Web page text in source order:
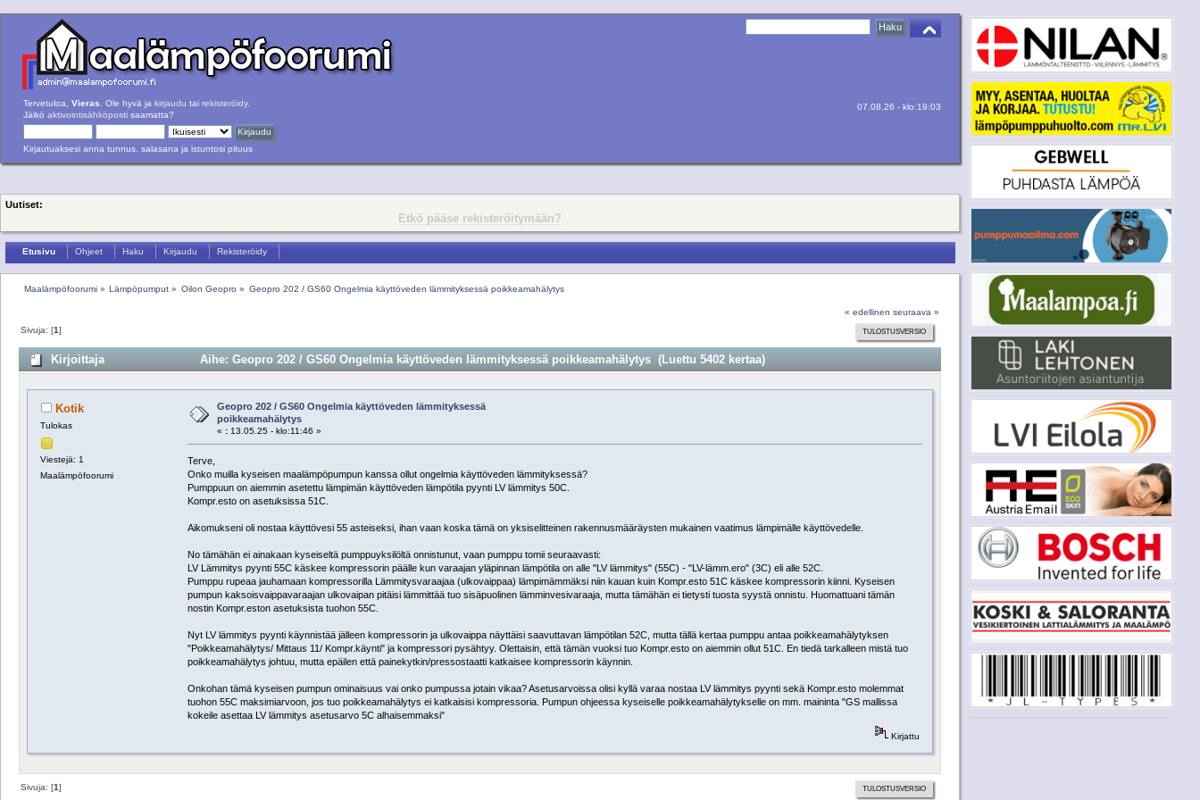
Tervetuloa, Vieras . Ole hyvä ja kirjaudu tai rekisteröidy.
Jäikö aktivointisähköposti saamatta?
Kirjautuaksesi anna tunnus, salasana ja istuntosi pituus
07.08.26 - klo:19:03
Uutiset:
Etkö pääse rekisteröitymään?
Etusivu Ohjeet Haku Kirjaudu Rekisteröidy
Maalämpöfoorumi» Lämpöpumput » Oilon Geopro » Geopro 202 / GS60 Ongelmia käyttöveden lämmityksessä poikkeamahälytys
« edellinen seuraava »
TULOSTUSVERSIO
Sivuja: [1]
Kirjoittaja Aihe: Geopro 202 / GS60 Ongelmia käyttöveden lämmityksessä poikkeamahälytys (Luettu 5402 kertaa)
Kotik
Tulokas
Viestejä: 1
Maalämpöfoorumi
Geopro 202 / GS60 Ongelmia käyttöveden lämmityksessä
poikkeamahälytys
« :13.05.25 - klo:11:46 »
Terve,
Onko muilla kyseisen maalämpöpumpun kanssa ollut ongelmia käyttöveden lämmityksessä?
Pumppuun on aiemmin asetettu lämpimän käyttöveden lämpötila pyynti LV lämmitys 50C.
Kompr.esto on asetuksissa 51C.
Aikomukseni oli nostaa käyttövesi 55 asteiseksi, ihan vaan koska tämä on yksiselitteinen rakennusmääräysten mukainen vaatimus lämpimälle käyttövedelle.
No tämähän ei ainakaan kyseiseltä pumppuyksilöltä onnistunut, vaan pumppu tomii seuraavasti:
LV Lämmitys pyynti 55C käskee kompressorin päälle kun varaajan yläpinnan lämpötila on alle "LV lämmitys" (55C) - "LV-lämm.ero" (3C) eli alle 52C.
Pumppu rupeaa jauhamaan kompressorilla Lämmitysvaraajaa (ulkovaippaa) lämpimämmäksi niin kauan kuin Kompr.esto 51C käskee kompressorin kiinni. Kyseisen
pumpun kaksoisvaippavaraajan ulkovaipan pitäisi lämmittää tuo sisäpuolinen lämminvesivaraaja, mutta tämähän ei tietysti tuosta syystä onnistu. Huomattuani tämän
nostin Kompr.eston asetuksista tuohon 55C.
Nyt LV lämmitys pyynti käynnistää jälleen kompressorin ja ulkovaippa näyttäisi saavuttavan lämpötilan 52C, mutta tällä kertaa pumppu antaa poikkeamahälytyksen
"Poikkeamahälytys/ Mittaus 11/ Kompr.käynti" ja kompressori pysähtyy. Olettaisin, että tämän vuoksi tuo Kompr.esto on aiemmin ollut 51C. En tiedä tarkalleen mistä tuo
poikkeamahälytys johtuu, mutta epäilen että painekytkin/pressostaatti katkaisee kompressorin käynnin.
Onkohan tämä kyseisen pumpun ominaisuus vai onko pumpussa jotain vikaa? Asetusarvoissa olisi kyllä varaa nostaa LV lämmitys pyynti sekä Kompr.esto molemmat
tuohon 55C maksimiarvoon, jos tuo poikkeamahälytys ei katkaisisi kompressoria. Pumpun ohjeessa kyseiselle poikkeamahälytykselle on mm. maininta "GS mallissa
kokeile asettaa LV lämmitys asetusarvo 5C alhaisemmaksi"
Kirjattu
TULOSTUSVERSIO
Sivuja: [1]